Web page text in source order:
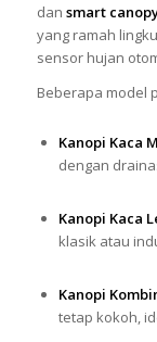
dan smart
yang ramah
sensor hujan
Beberapa model
Kanopi Kaca
dengan
Kanopi Kaca
klasik atau
Kanopi
tetap kokoh,